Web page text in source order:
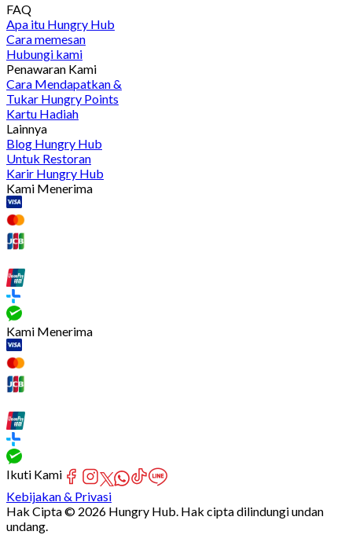
FAQ
Apa itu Hungry Hub
Cara memesan
Hubungi kami
Penawaran Kami
Cara Mendapatkan &
Tukar Hungry Points
Kartu Hadiah
Lainnya
Blog Hungry Hub
Untuk Restoran
Karir Hungry Hub
Kami Menerima
Kami Menerima
Ikuti Kami
Kebijakan & Privasi
Hak Cipta © 2026 Hungry Hub. Hak cipta dilindungi undan
undang.